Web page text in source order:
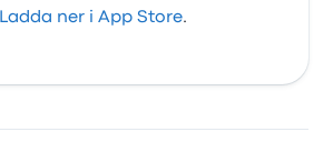
Ladda ner i App Store.